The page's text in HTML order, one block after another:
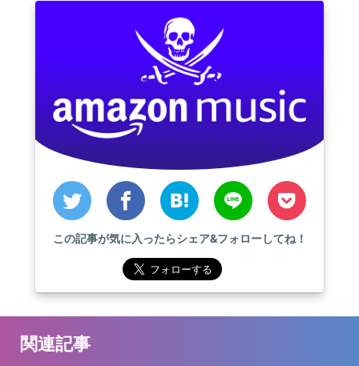
この記事が気に入ったらシェア&フォローしてね！
関連記事